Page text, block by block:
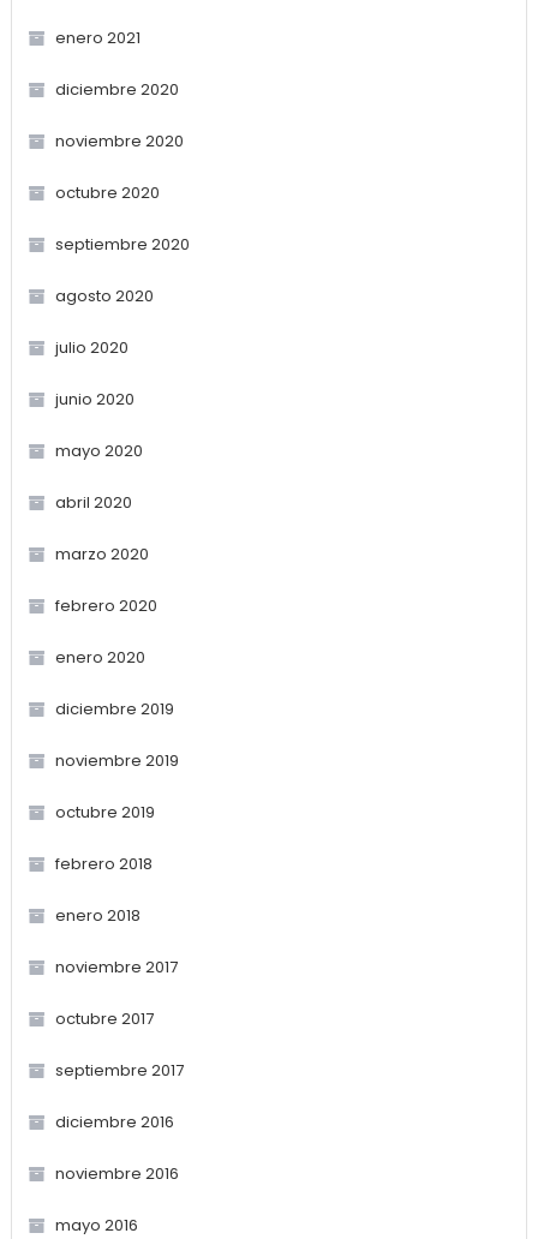
enero 2021
diciembre 2020
noviembre 2020
octubre 2020
septiembre 2020
agosto 2020
julio 2020
junio 2020
mayo 2020
abril 2020
marzo 2020
febrero 2020
enero 2020
diciembre 2019
noviembre 2019
octubre 2019
febrero 2018
enero 2018
noviembre 2017
octubre 2017
septiembre 2017
diciembre 2016
noviembre 2016
mayo 2016